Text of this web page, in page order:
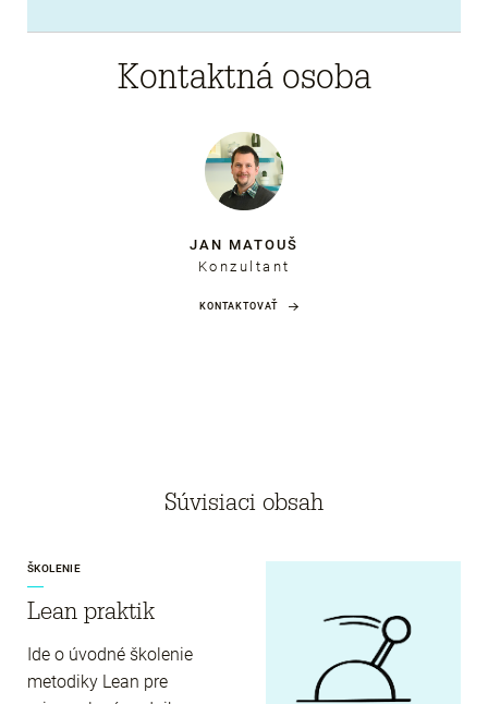
Kontaktná osoba
JAN MATOUŠ
Konzultant
KONTAKTOVAŤ
Súvisiaci obsah
ŠKOLENIE
Lean praktik
Ide o úvodné školenie
metodiky Lean pre